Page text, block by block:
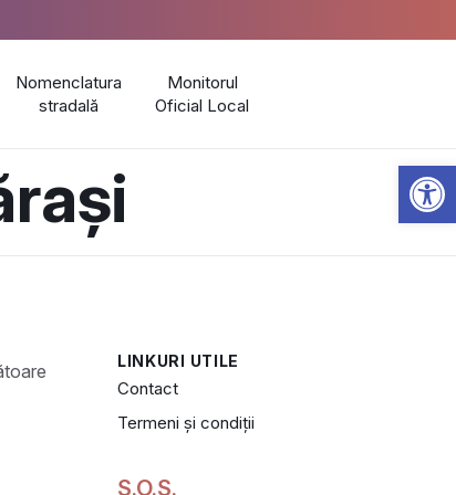
Nomenclatura
stradală
Monitorul
Oficial Local
LINKURI UTILE
Contact
Termeni și condiții
S.O.S.